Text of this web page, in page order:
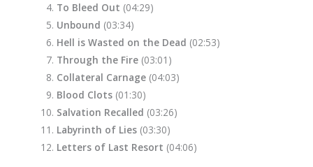
To Bleed Out (04:29)
Unbound (03:34)
Hell is Wasted on the Dead (02:53)
Through the Fire (03:01)
Collateral Carnage (04:03)
Blood Clots (01:30)
Salvation Recalled (03:26)
Labyrinth of Lies (03:30)
Letters of Last Resort (04:06)